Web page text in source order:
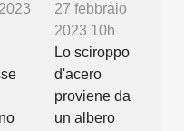
27 febbraio
2023 10h
Lo sciroppo
d'acero
proviene da
un albero